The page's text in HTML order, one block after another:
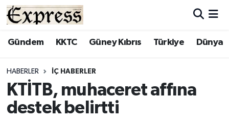
Gündem KKTC Güney Kıbrıs Türkiye Dünya
HABERLER İÇ HABERLER
KTİTB, muhaceret affına
destek belirtti
ALAYKÖY
BİLİM
Hava Durumu
Süper Lig Puan Durumu ve Fikstür